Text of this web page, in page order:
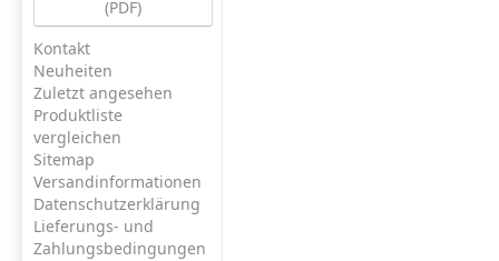
(PDF)
Kontakt
Neuheiten
Zuletzt angesehen
Produktliste
vergleichen
Sitemap
Versandinformationen
Datenschutzerklärung
Lieferungs- und
Zahlungsbedingungen